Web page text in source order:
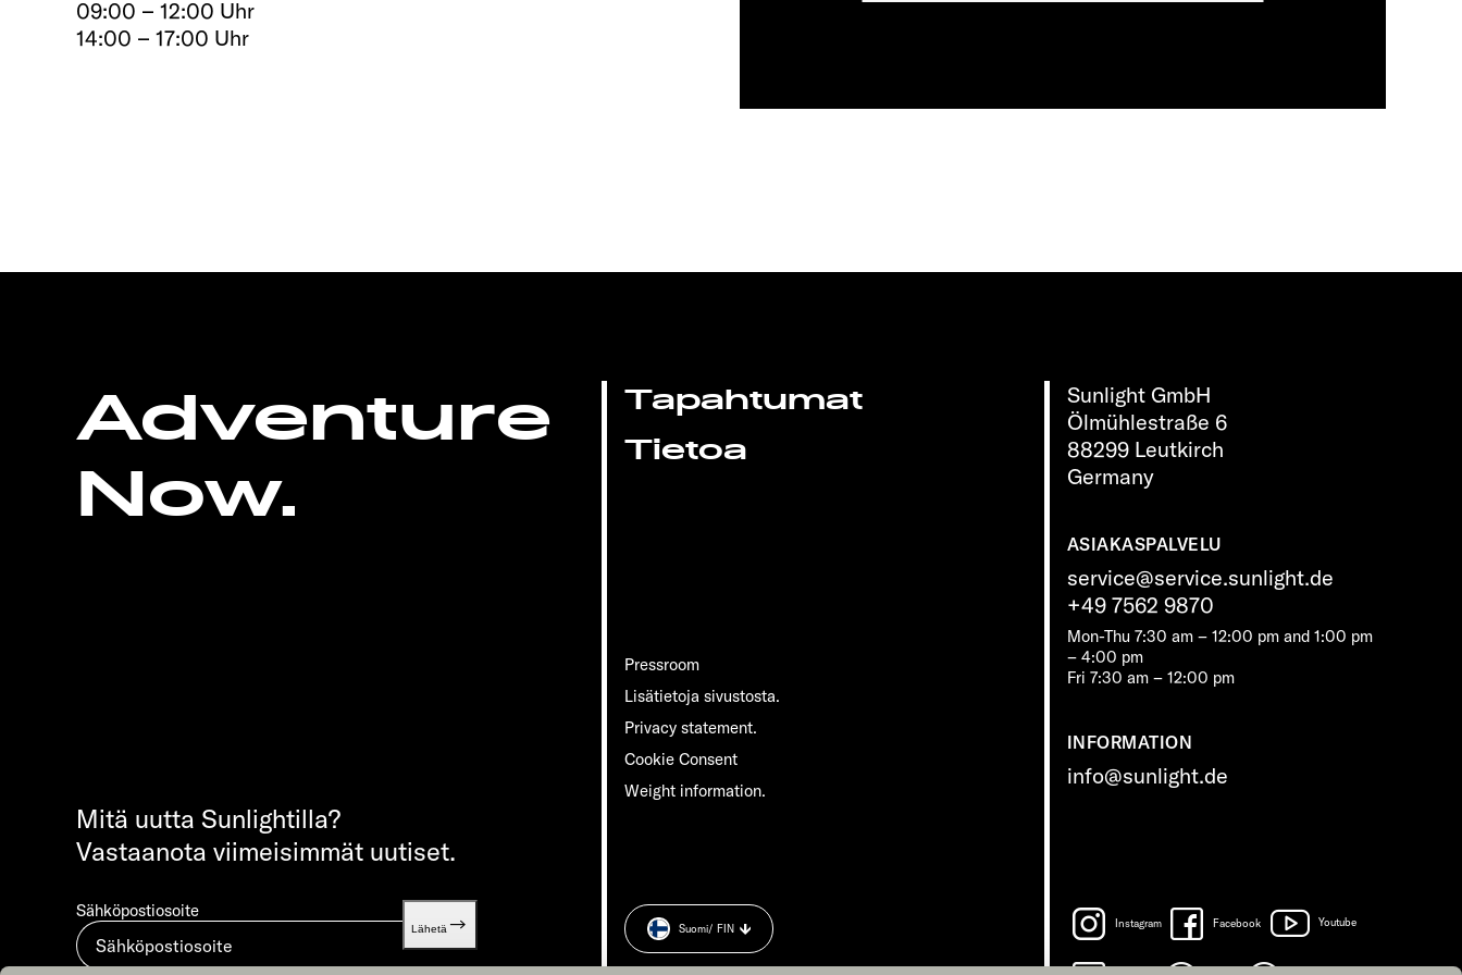
09:00 – 12:00 Uhr
14:00 – 17:00 Uhr
Adventure
Now.
Sunlight GmbH
Ölmühlestraße 6
88299 Leutkirch
Germany
ASIAKASPALVELU
service@service.sunlight.de
+49 7562 9870
Mon-Thu 7:30 am – 12:00 pm and 1:00 pm
– 4:00 pm
Fri 7:30 am – 12:00 pm
INFORMATION
info@sunlight.de
Tapahtumat
Tietoa
Pressroom
Lisätietoja sivustosta.
Privacy statement.
Cookie Consent
Weight information.
Mitä uutta Sunlightilla?
Vastaanota viimeisimmät uutiset.
Sähköpostiosoite
Lähetä Instagram Facebook Youtube
Suomi/ FIN